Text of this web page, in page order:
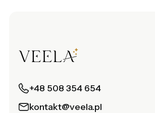
+48 508 354 654
kontakt@veela.pl